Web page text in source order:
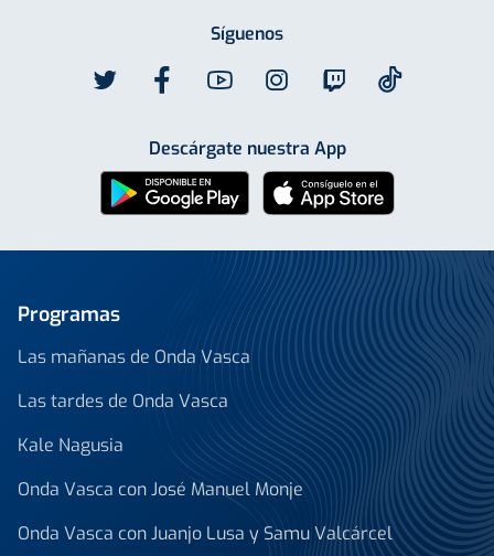
Síguenos
Descárgate nuestra App
Programas
Las mañanas de Onda Vasca
Las tardes de Onda Vasca
Kale Nagusia
Onda Vasca con José Manuel Monje
Onda Vasca con Juanjo Lusa y Samu Valcárcel